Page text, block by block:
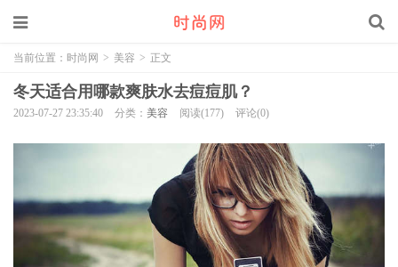
当前位置： 时尚网 > 美容 > 正文
冬天适合用哪款爽肤水去痘痘肌？
2023-07-27 23:35:40 分类： 美容 阅读(177) 评论(0)